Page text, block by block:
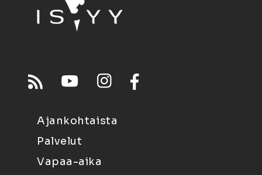
Ajankohtaista
Palvelut
Vapaa-aika